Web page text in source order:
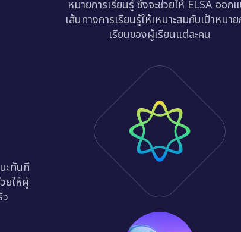
หมายการเรียนรู้ ซึ่งจะช่วยให้ ELSA ออก
เส้นทางการเรียนรู้ให้เหมาะสมกับเป้าหมาย
เรียนของผู้เรียนแต่ละคน
ะทันที
ยให้ผู้